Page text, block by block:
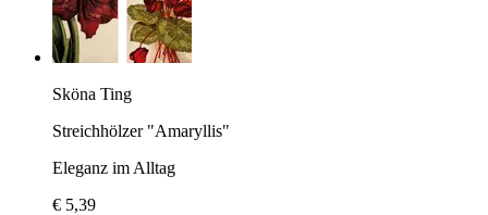
Sköna Ting
Streichhölzer "Amaryllis"
Eleganz im Alltag
€ 5,39